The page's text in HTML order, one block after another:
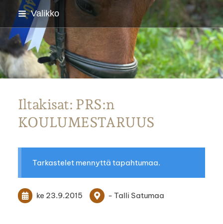
Siirry
sivun
sisältöön
Valikko
Parkanon Ratsastajat
Iltakisat: PRS:n
KOULUMESTARUUS
Tarkastelet mennyttä tapahtumaa.
ke 23.9.2015 - Talli Satumaa